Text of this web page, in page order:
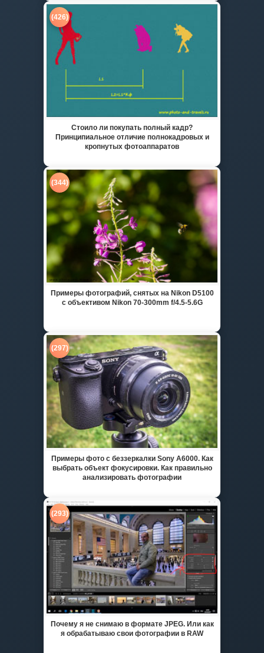
(426)
Стоило ли покупать полный кадр?
Принципиальное отличие полнокадровых и
кропнутых фотоаппаратов
(344)
Примеры фотографий, снятых на Nikon D5100
с объективом Nikon 70-300mm f/4.5-5.6G
(297)
Примеры фото с беззеркалки Sony A6000. Как
выбрать объект фокусировки. Как правильно
анализировать фотографии
(293)
Почему я не снимаю в формате JPEG. Или как
я обрабатываю свои фотографии в RAW